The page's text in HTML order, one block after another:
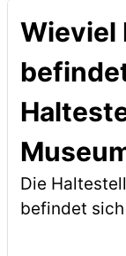
Wieviel
Die
befindet sich